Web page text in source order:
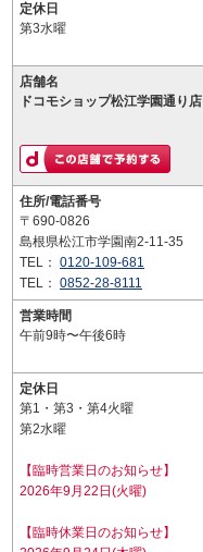
定休日
第3水曜
店舗名
ドコモショップ松江学園通り店
住所/電話番号
〒690-0826
島根県松江市学園南2-11-35
TEL： 0120-109-681
TEL： 0852-28-8111
営業時間
午前9時〜午後6時
定休日
第1・第3・第4火曜
第2水曜
【臨時営業日のお知らせ】
2026年9月22日(火曜)
【臨時休業日のお知らせ】